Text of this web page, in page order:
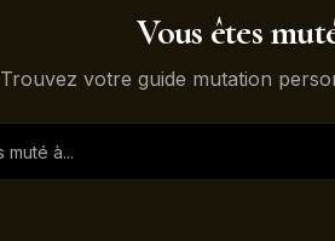
Vous êtes
Trouvez votre guide mutation